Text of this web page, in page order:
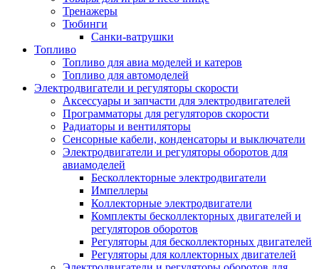
Тренажеры
Тюбинги
Санки-ватрушки
Топливо
Топливо для авиа моделей и катеров
Топливо для автомоделей
Электродвигатели и регуляторы скорости
Аксессуары и запчасти для электродвигателей
Программаторы для регуляторов скорости
Радиаторы и вентиляторы
Сенсорные кабели, конденсаторы и выключатели
Электродвигатели и регуляторы оборотов для
авиамоделей
Бесколлекторные электродвигатели
Импеллеры
Коллекторные электродвигатели
Комплекты бесколлекторных двигателей и
регуляторов оборотов
Регуляторы для бесколлекторных двигателей
Регуляторы для коллекторных двигателей